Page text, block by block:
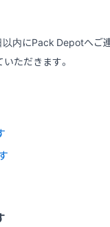
以内にPack Depotへご
ただきます。